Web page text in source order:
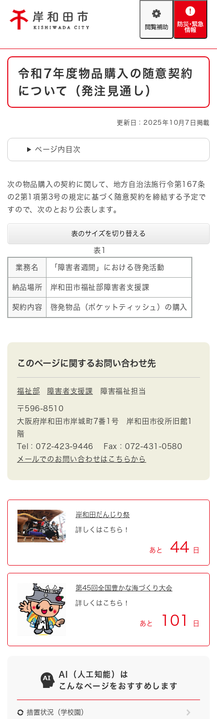
閲
助
防
緊
情
やさしい日本語
防災・緊急情報 救急・消防
ハザードマップ AED設置箇所
本
令和7年度物品購入の随意契約
について（発注見通し）
更新日：2025年10月7日掲載
ページ内目次
次の物品購入の契約に関して、地方自治法施行令第167条
の2第1項第3号の規定に基づく随意契約を締結する予定で
すので、次のとおり公表します。
表のサイズを切り替える
表1
業務名 「障害者週間」における啓発活動
納品場所 岸和田市福祉部障害者支援課
契約内容 啓発物品（ポケットティッシュ）の購入
このページに関するお問い合わせ先
福祉部 障害者支援課 障害福祉担当
〒596-8510
大阪府岸和田市岸城町7番1号 岸和田市役所旧館1
階
Tel：072-423-9446
Fax：072-431-0580
メールでのお問い合わせはこちらから
岸和田だんじり祭
詳しくはこちら！
あと 44 日
第45回全国豊かな海づくり大会
詳しくはこちら！
あと 101 日
AI（人工知能）は
こんなページをおすすめします
措置状況（学校園）